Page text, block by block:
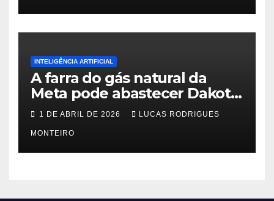
INTELIGÊNCIA ARTIFICIAL
A farra do gás natural da
Meta pode abastecer Dakota
do Sul
1 DE ABRIL DE 2026 LUCAS RODRIGUES
MONTEIRO